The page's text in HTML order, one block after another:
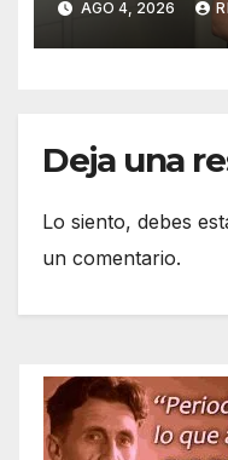
cubiertas
AGO 4, 2026
Deja una
Lo siento, debes
un comentario.